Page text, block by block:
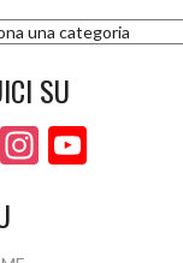
SU
Instagram